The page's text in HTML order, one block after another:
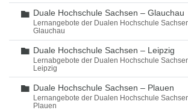
Ordner
Duale Hochschule Sachsen – Glauchau
Lernangebote der Dualen Hochschule
Glauchau
Ordner
Duale Hochschule Sachsen – Leipzig
Lernabgebote der Dualen Hochschule
Leipzig
Ordner
Duale Hochschule Sachsen – Plauen
Lernangebote der Dualen Hochschule
Plauen